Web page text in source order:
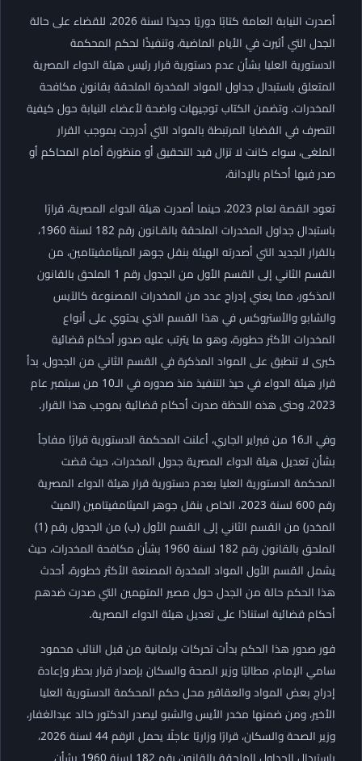
أصدرت النيابة العامة كتابًا دوريًا جديدًا لسنة 2026، للقضاء على حالة
الجدل التي أثيرت في الأيام الماضية، وتنفيذًا لحكم المحكمة
الدستورية العليا بشأن عدم دستورية قرار رئيس هيئة الدواء المصرية
المتعلق باستبدال جداول المواد المخدرة الملحقة بقانون مكافحة
المخدرات. وتضمن الكتاب توجيهات واضحة لأعضاء النيابة حول كيفية
التصرف في القضايا المرتبطة بالمواد التي أدرجت بموجب القرار
الملغى، سواء كانت لا تزال قيد التحقيق أو منظورة أمام المحاكم أو
صدر فيها أحكام بالإدانة،
تعود القصة لعام 2023، حينما أصدرت هيئة الدواء المصرية، قرارًا
باستبدال جداول المخدرات الملحقة بالقـانون رقم 182 لسنة 1960،
بالقرار الجديد التي أصدرته الهيئة بنقل جوهر الميثامفيتامين، من
القسم الثاني إلى القسم الأول من الجدول رقم 1 الملحق بالقانون
المذكور، مما يعني إدراج عدد من المخدرات المصنوعة كالآيس
والشابو والأستروكس في هذا القسم الذي يحتوي على أنواع
المخدرات الأكثر حطورة، وهو ما يترتب عليه صدور أحكام قضائية
كبرى لا تنطبق على المواد المذكرة في القسم الثاني من الجدول، بدأ
قرار هيئة الدواء في حيذ التنفيذ منذ صدوره في الـ10 من سبتمبر عام
2023، وحتى هذه اللحظة صدرت أحكام قضائية بموجب هذا القرار.
وفي الـ16 من فبراير الجاري، أعلنت المحكمة الدستورية قرارًا مفاجأ
بشأن تعديل هيئة الدواء المصرية جدول المخدرات، حيث قضت
المحكمة الدستورية العليا بعدم دستورية قرار هيئة الدواء المصرية
رقم 600 لسنة 2023، الخاص بنقل جوهر الميثامفيتامين (الميث
المخدر) من القسم الثاني إلى القسم الأول (ب) من الجدول رقم (1)
الملحق بالقانون رقم 182 لسنة 1960 بشأن مكافحة المخدرات، حيث
يشمل القسم الأول المواد المخدرة المصنعة الأكثر خطورة، أحدث
هذا الحكم حالة من الجدل حول مصير المتهمين التي صدرت ضدهم
أحكام قضائية استنادًا على تعديل هيئة الدواء المصرية.
فور صدور هذا الحكم بدأت تحركات برلمانية من قبل النائب محمود
سامي الإمام، مطالبًا وزير الصحة والسكان بإصدار قرار بحظر وإعادة
إدراج بعض المواد والعقاقير محل حكم المحكمة الدستورية العليا
الأخير، ومن ضمنها مخدر الأيس والشبو ليصدر الدكتور خالد عبدالغفار،
وزير الصحة والسكان، قرارًا وزاريًا عاجلًا يحمل الرقم 44 لسنة 2026،
باستبدال الجداول الملحقة بالقانون رقم 182 لسنة 1960 بشأن